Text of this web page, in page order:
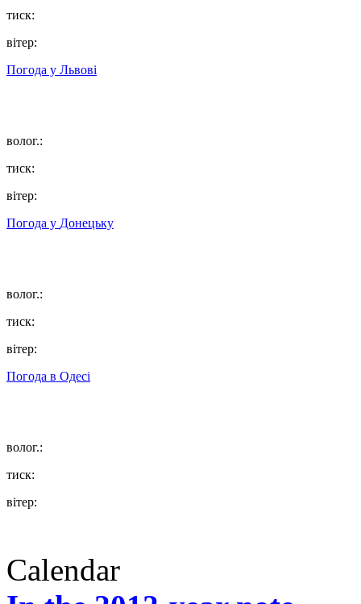
тиск:
вітер:
Погода у Львові
волог.:
тиск:
вітер:
Погода у Донецьку
волог.:
тиск:
вітер:
Погода в Одесі
волог.:
тиск:
вітер:
Calendar